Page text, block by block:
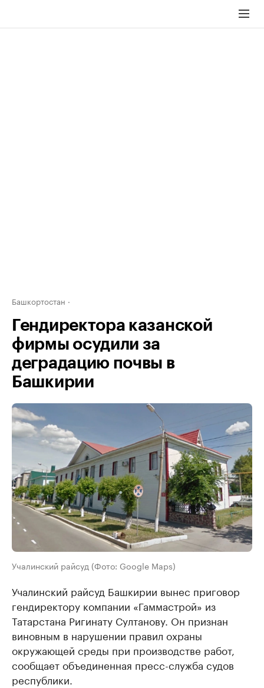
Башкортостан
Гендиректора казанской
фирмы осудили за
деградацию почвы в
Башкирии
Учалинский райсуд (Фото: Google Maps)
Учалинский райсуд Башкирии вынес приговор
гендиректору компании «Гаммастрой» из
Татарстана Ригинату Султанову. Он признан
виновным в нарушении правил охраны
окружающей среды при производстве работ,
сообщает объединенная пресс-служба судов
республики.